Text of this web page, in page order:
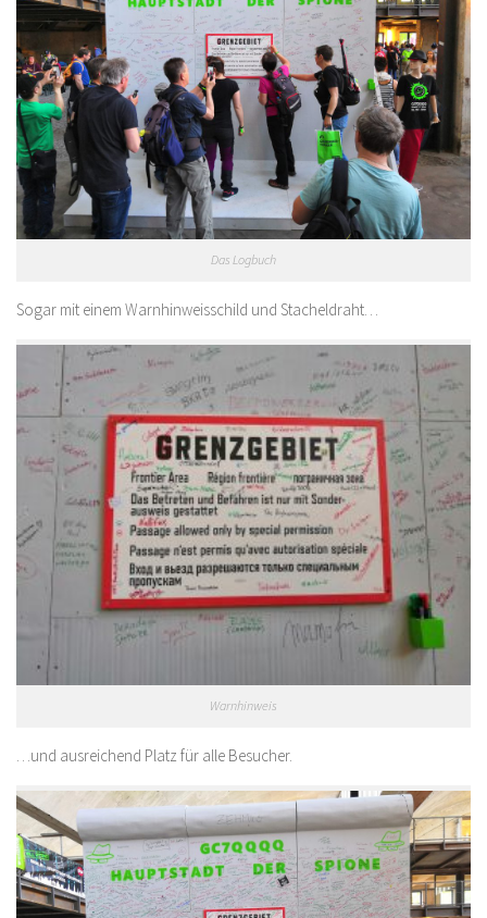
Das Logbuch
Sogar mit einem Warnhinweisschild und Stacheldraht…
Warnhinweis
…und ausreichend Platz für alle Besucher.